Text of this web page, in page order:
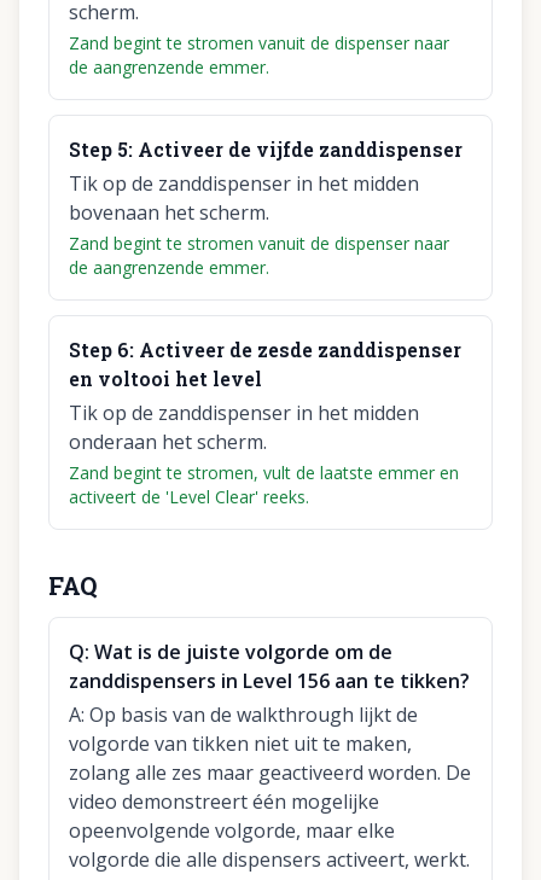
scherm.
Zand begint te stromen vanuit de dispenser naar
de aangrenzende emmer.
Step 5: Activeer de vijfde zanddispenser
Tik op de zanddispenser in het midden
bovenaan het scherm.
Zand begint te stromen vanuit de dispenser naar
de aangrenzende emmer.
Step 6: Activeer de zesde zanddispenser
en voltooi het level
Tik op de zanddispenser in het midden
onderaan het scherm.
Zand begint te stromen, vult de laatste emmer en
activeert de 'Level Clear' reeks.
FAQ
Q: Wat is de juiste volgorde om de
zanddispensers in Level 156 aan te tikken?
A: Op basis van de walkthrough lijkt de
volgorde van tikken niet uit te maken,
zolang alle zes maar geactiveerd worden. De
video demonstreert één mogelijke
opeenvolgende volgorde, maar elke
volgorde die alle dispensers activeert, werkt.